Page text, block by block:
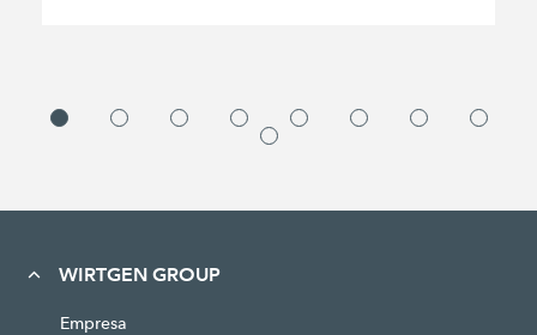
WIRTGEN GROUP
Empresa